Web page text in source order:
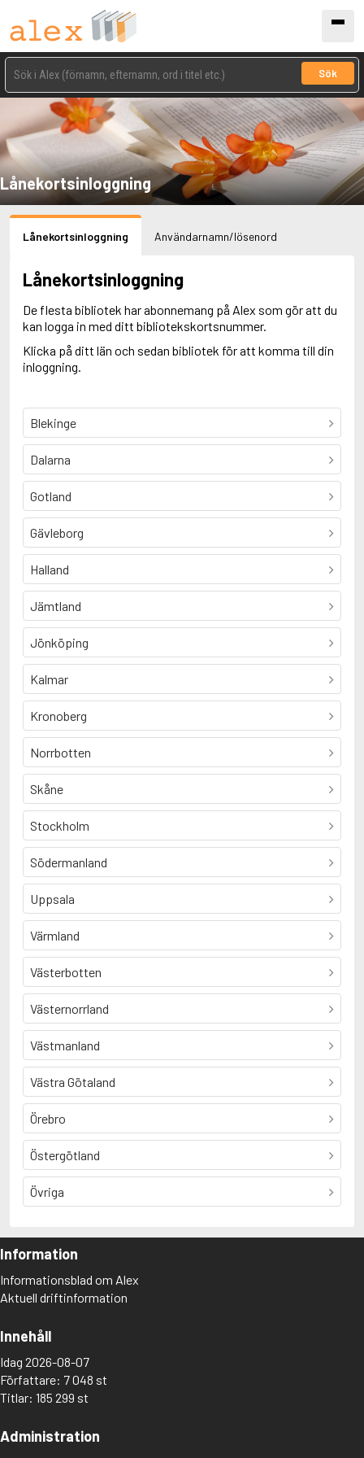
Sök
Lånekortsinloggning
Lånekortsinloggning Användarnamn/lösenord
Lånekortsinloggning
De flesta bibliotek har abonnemang på Alex som gör att du
kan logga in med ditt bibliotekskortsnummer.
Klicka på ditt län och sedan bibliotek för att komma till din
inloggning.
Blekinge
Dalarna
Gotland
Gävleborg
Halland
Jämtland
Jönköping
Kalmar
Kronoberg
Norrbotten
Skåne
Stockholm
Södermanland
Uppsala
Värmland
Västerbotten
Västernorrland
Västmanland
Västra Götaland
Örebro
Östergötland
Övriga
Information
Informationsblad om Alex
Aktuell driftinformation
Innehåll
Idag 2026-08-07
Författare: 7 048 st
Titlar: 185 299 st
Administration